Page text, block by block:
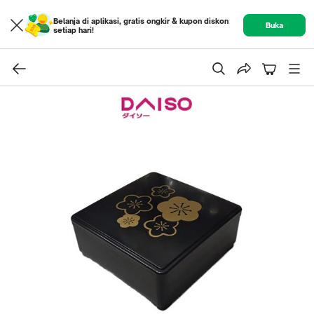
Belanja di aplikasi, gratis ongkir & kupon diskon
setiap hari!
Buka